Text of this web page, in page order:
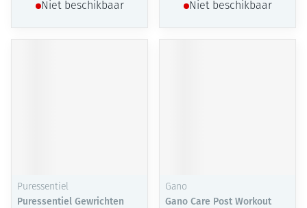
Niet beschikbaar Niet beschikbaar
Puressentiel
Puressentiel Gewrichten
Gano
Gano Care Post Workout